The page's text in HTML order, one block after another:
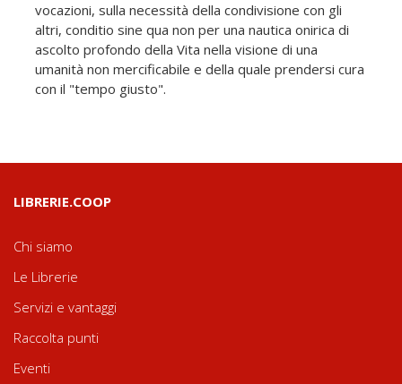
vocazioni, sulla necessità della condivisione con gli
altri, conditio sine qua non per una nautica onirica di
ascolto profondo della Vita nella visione di una
umanità non mercificabile e della quale prendersi cura
con il "tempo giusto".
LIBRERIE.COOP
Chi siamo
Le Librerie
Servizi e vantaggi
Raccolta punti
Eventi